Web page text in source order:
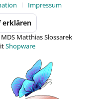
Impressum
erklären
Matthias Slossarek
Shopware